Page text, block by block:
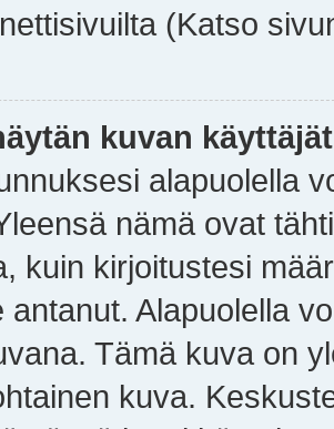
(Katso
kuvan
alapuolella
nämä ovat
kuin kirjoitustesi
antanut. Alapuolella
Tämä kuva on
kuva.